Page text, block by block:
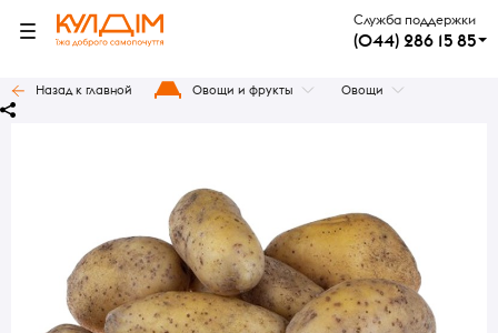
Служба поддержки
(044) 286 15 85
Назад к главной Овощи и фрукты Овощи